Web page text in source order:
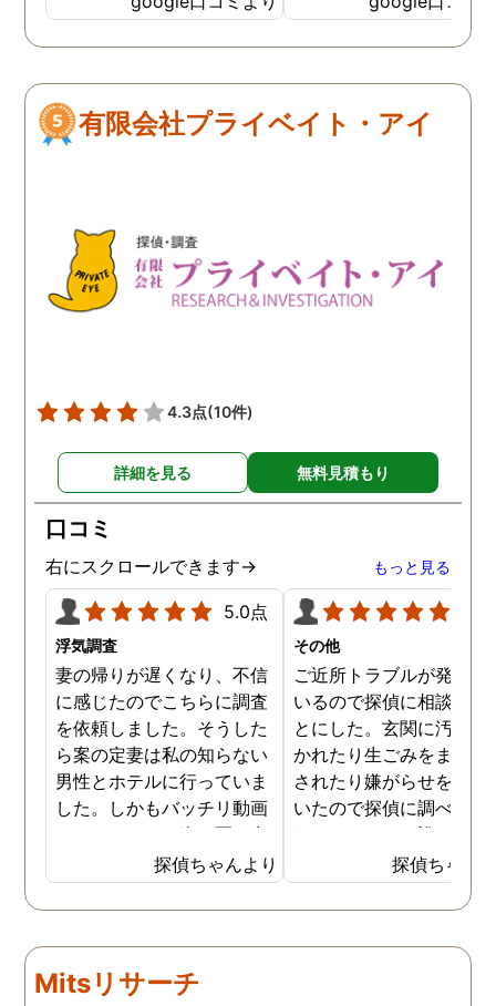
良く暮らせてます！！
当時の私と同じように思
れば、まずは相談だけで
してみられたらいかがか
と思います。
有限会社プライベイト・アイ
4.3点(10件)
詳細を見る 無料見積もり
口コミ
右にスクロールできます→ もっと見る
5.0点
浮気調査
妻の帰りが遅くなり、不信
に感じたのでこちらに調査
を依頼しました。そうした
ら案の定妻は私の知らない
男性とホテルに行っていま
した。しかもバッチリ動画
でキスしている姿が写し出
されていました。本当にシ
ョックでしたが、これでス
ッキリしました。裁判では
士と一緒に戦っていこうと
思います。探偵に支払った
探偵ちゃんより
その他
ご近所トラブルが発生し
いるので探偵に相談する
とにした。玄関に汚物を
かれたり生ごみをまき散
されたり嫌がらせを受け
いたので探偵に調べても
うことにした。誰がやっ
いるのか何が原因なのか
べてもらうと隣の奥さん
った。痴呆症が進み被害
だ。普段は普通なのに夜
探偵ちゃん
Mitsリサーチ